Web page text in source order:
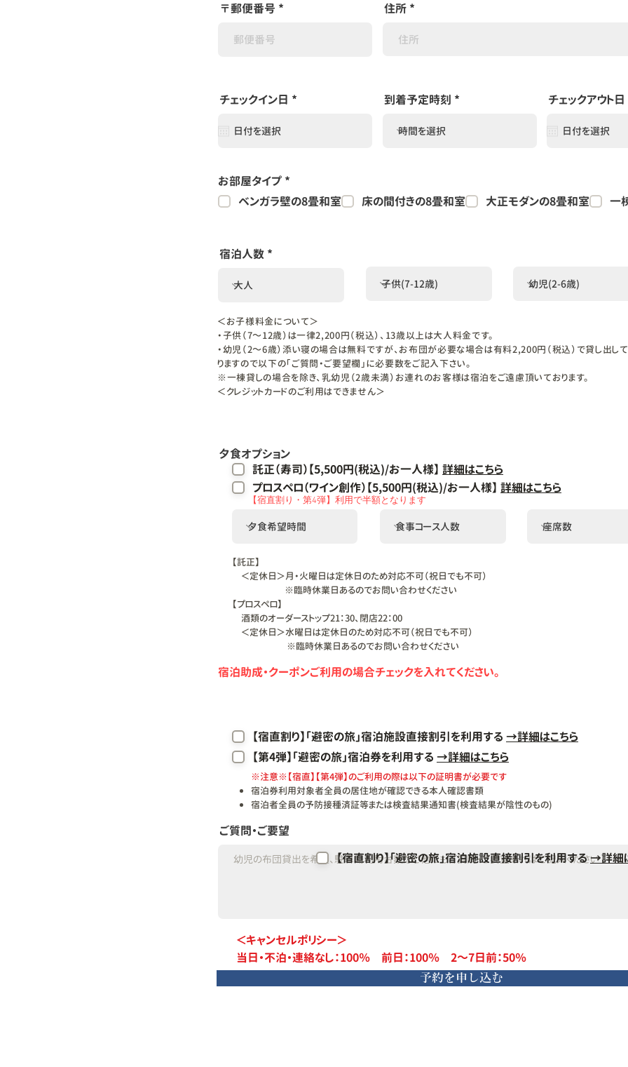
〒郵便番号 住所
チェックイン日 * 到着予定時刻 チェックアウト日
お部屋タイプ *
項
ベンガラ壁の8畳和室 床の間付きの8畳和室 大正モダンの8畳和室 一
宿泊人数
＜お子様料金について＞
・子供（7～12歳）は一律2,200円（税込）、13歳以上は大人料金です。
・幼児（2～6歳）添い寝の場合は無料ですが、お布団が必要な場合は有料2,200円（税込）で貸し出し
りますので以下の「ご質問・ご要望欄」に必要数をご記入下さい。
※一棟貸しの場合を除き、乳幼児（2歳未満）お連れのお客様は宿泊をご遠慮頂いております。
​＜クレジットカードのご利用はできません＞
​夕食オプション
託正（寿司）【5,500円(税込)/お一人様】 詳細はこちら
プロスペロ（ワイン創作）【5,500円(税込)/お一人様】 詳細はこちら
【宿直割り・第4弾】 利用で半額となります
【託正】
＜定休日＞月・火曜日は定休日のため対応不可（祝日でも不可）
※臨時休業日あるのでお問い合わせください
【プロスペロ】
酒類のオーダーストップ21：30、閉店22：00
＜定休日＞水曜日は定休日のため対応不可（祝日でも不可）
※臨時休業日あるのでお問い合わせください
​宿泊助成・クーポンご利用の場合チェックを入れてください。
【宿直割り】「避密の旅」宿泊施設直接割引を利用する →詳細はこちら
【第4弾】「避密の旅」宿泊券を利用する →詳細はこちら
※注意※【宿直】【第4弾】のご利用の際は以下の証明書が必要です
宿泊券利用対象者全員の居住地が確認できる本人確認書類
宿泊者全員の予防接種済証等または検査結果通知書(検査結果が陰性のもの)​
ご質問・ご要望
【宿直割り】「避密の旅」宿泊施設直接割引を利用する→詳細
＜キャンセルポリシー＞
当日・不泊・連絡なし：100％ 前日：100％ 2～7日前：50％
予約を申し込む